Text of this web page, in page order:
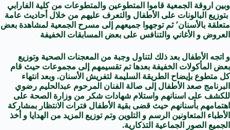
وبين اروقة الجمعية قاموا المتطوعين والمتطوعات من كلية الفارابي
بتوزيع البالونات على الأطفال والتعرف عليهم من خلال أحاديث عامة
متعلقة بالأسنان٬ ثم توجهوا جميعهم إلى مسرح الجمعية لمشاهدة بعض
العروض و الأغاني والتنافس على بعض المسابقات الخفيفة
و اتجه الأطفال بعد ذلك لتناول وجبة من المعجنات الصحية وتوزيع
بعض المأكولات الخفيفة بعدها تم تقسيمهم إلى مجموعات حيث قام
كل متطوع بإيضاح الطريقة السليمة لتفريش الأسنان. وبعد انتهاء
البرنامج صعد الأطفال إلى صالة الفنان المرحوم عبدالحليم رضوي
للكشف على اسنانهم واستلام شهادات شكر من وزارة الصحة على
اهتمامهم بأسنانهم حيث قضى بقية الأطفال فترات الانتظار بمشاركة
الأطباء المتعاونين الرسم و التلوين وتم توزيع المزيد من الهدايا و أخذ
الجميع الصور الجماعية التذكارية.